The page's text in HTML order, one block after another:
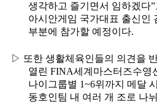
생각하고 즐기면서 임하겠다”
아시안게임 국가대표 출신인
부분에 참가할 예정이다.
▷ 또한 생활체육인들의 의견을
열린FINA세계마스터즈수영
나이그룹별 1~6위까지 메달
동호인팀 내 여러 개 조로 나